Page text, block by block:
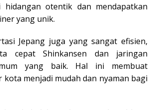
hidangan otentik dan mendapatkan
yang unik.
Jepang juga yang sangat efisien,
cepat Shinkansen dan jaringan
yang baik. Hal ini membuat
kota menjadi mudah dan nyaman bagi